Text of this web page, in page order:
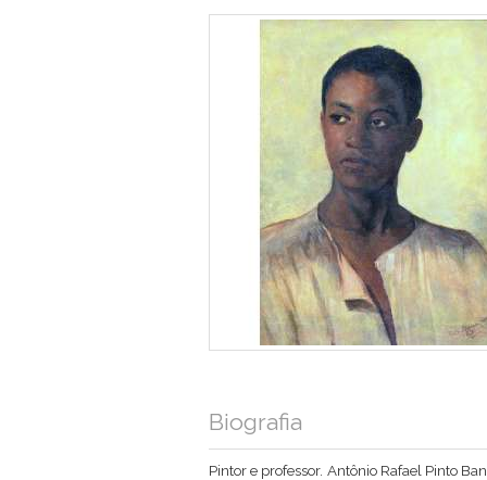
Biografia
Pintor e professor. Antônio Rafael Pinto